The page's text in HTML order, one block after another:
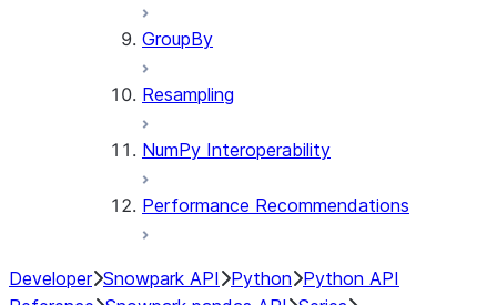
GroupBy
Resampling
NumPy Interoperability
Performance Recommendations
Developer Snowpark API Python Python API